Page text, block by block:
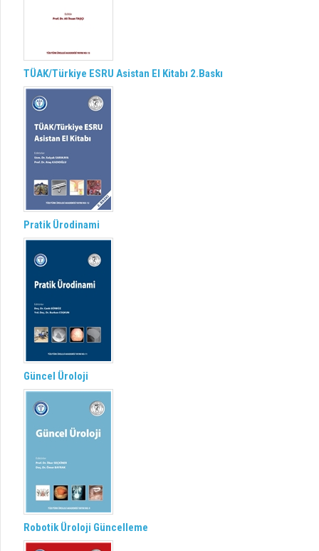
TÜAK/Türkiye ESRU Asistan El Kitabı 2.Baskı
Pratik Ürodinami
Güncel Üroloji
Robotik Üroloji Güncelleme